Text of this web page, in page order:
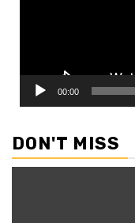
00:00
DON'T MISS